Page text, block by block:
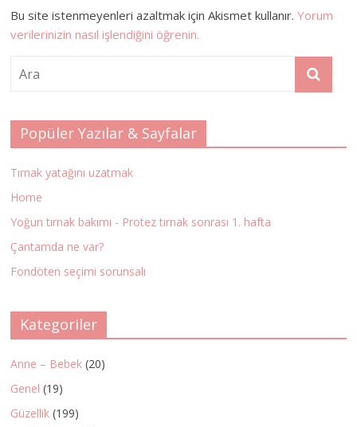
Bu site istenmeyenleri azaltmak için Akismet kullanır.Yorum
verilerinizin nasıl işlendiğini öğrenin.
Popüler Yazılar & Sayfalar
Tırnak yatağını uzatmak
Home
Yoğun tırnak bakımı - Protez tırnak sonrası 1. hafta
Çantamda ne var?
Fondöten seçimi sorunsalı
Kategoriler
Anne – Bebek (20)
Genel (19)
Güzellik (199)